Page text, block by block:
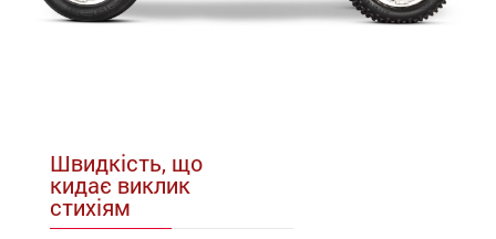
Швидкість, що
кидає виклик
стихіям